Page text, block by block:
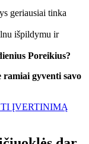
geriausiai tinka
išpildymu ir
Poreikius?
ramiai gyventi savo
ĮVERTINIMĄ